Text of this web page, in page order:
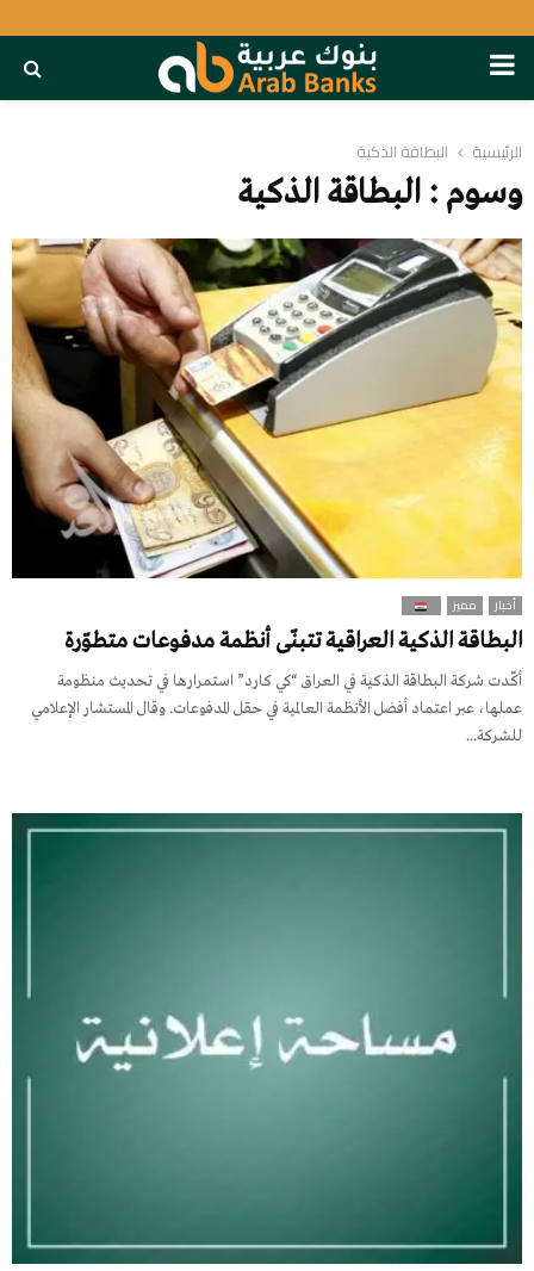
PRIMARY
MENU
الرئيسية البطاقة الذكية
وسوم : البطاقة الذكية
أخبار مميز
البطاقة الذكية العراقية تتبنّى أنظمة مدفوعات متطوّرة
أكّدت شركة البطاقة الذكية في العراق “كي كارد” استمرارها في تحديث منظومة
عملها، عبر اعتماد أفضل الأنظمة العالمية في حقل المدفوعات. وقال المستشار الإعلامي
للشركة...